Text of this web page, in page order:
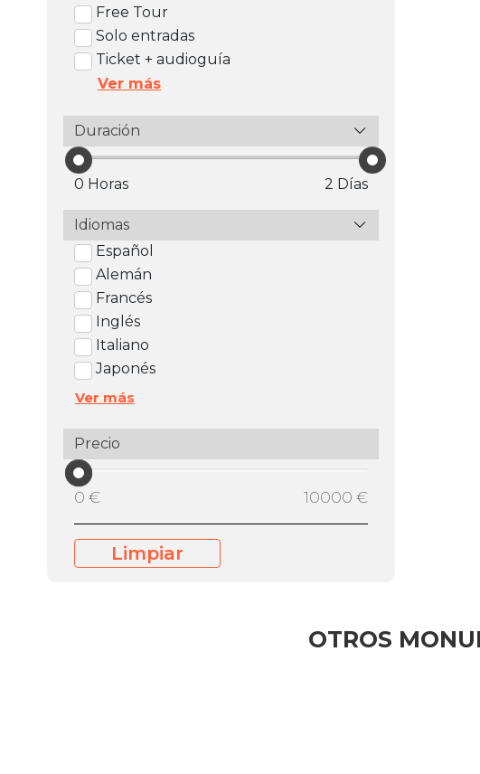
Free Tour
Solo entradas
Ticket + audioguía
Ver más
Duración
0 Horas 2 Días
Idiomas
Español
Alemán
Francés
Inglés
Italiano
Japonés
Ver más
Precio
0 € 10000 €
Limpiar
OTROS